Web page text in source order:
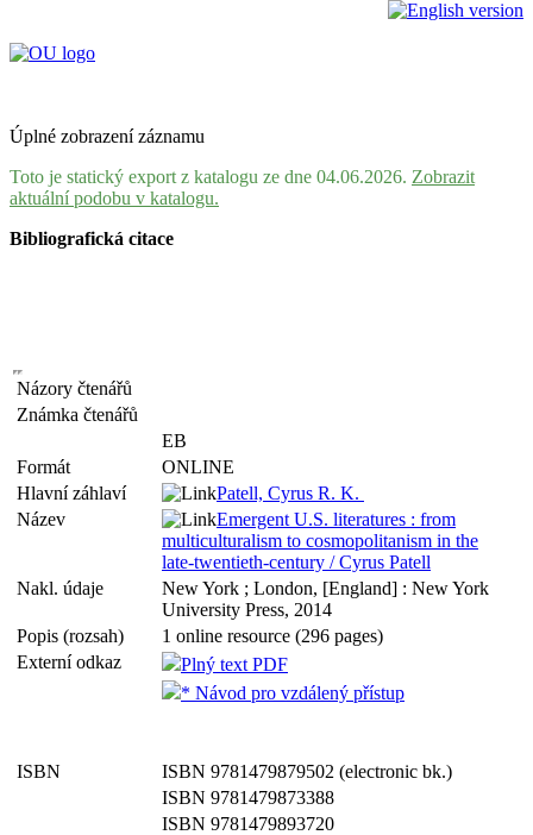
Úplné zobrazení záznamu
Toto je statický export z katalogu ze dne 04.06.2026. Zobrazit
aktuální podobu v katalogu.
Bibliografická citace
Názory čtenářů
Známka čtenářů
EB
Formát
ONLINE
Hlavní záhlaví
Patell, Cyrus R. K.
Název
Emergent U.S. literatures : from
multiculturalism to cosmopolitanism in the
late-twentieth-century / Cyrus Patell
Nakl. údaje
New York ; London, [England] : New York
University Press, 2014
Popis (rozsah)
1 online resource (296 pages)
Externí odkaz
Plný text PDF
* Návod pro vzdálený přístup
ISBN
ISBN 9781479879502 (electronic bk.)
ISBN 9781479873388
ISBN 9781479893720